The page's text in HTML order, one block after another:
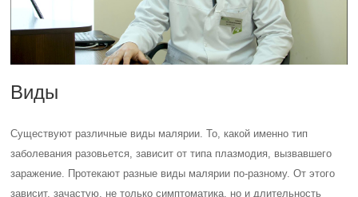
Виды
Существуют различные виды малярии. То, какой именно тип
заболевания разовьется, зависит от типа плазмодия, вызвавшего
заражение. Протекают разные виды малярии по-разному. От этого
зависит, зачастую, не только симптоматика, но и длительность